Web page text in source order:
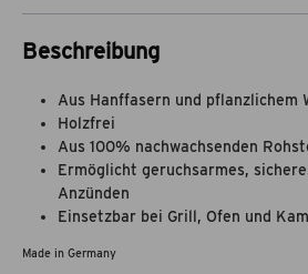
Beschreibung
Aus Hanffasern und pflanzlichem
Holzfrei
Aus 100% nachwachsenden
Ermöglicht geruchsarmes,
Anzünden
Einsetzbar bei Grill, Ofen und
Made in Germany